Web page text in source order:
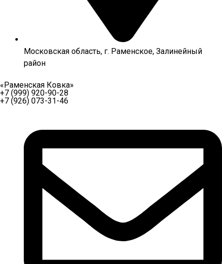
Московская область, г. Раменское, Залинейный
район
«Раменская Ковка»
+7 (999) 920-90-28
+7 (926) 073-31-46